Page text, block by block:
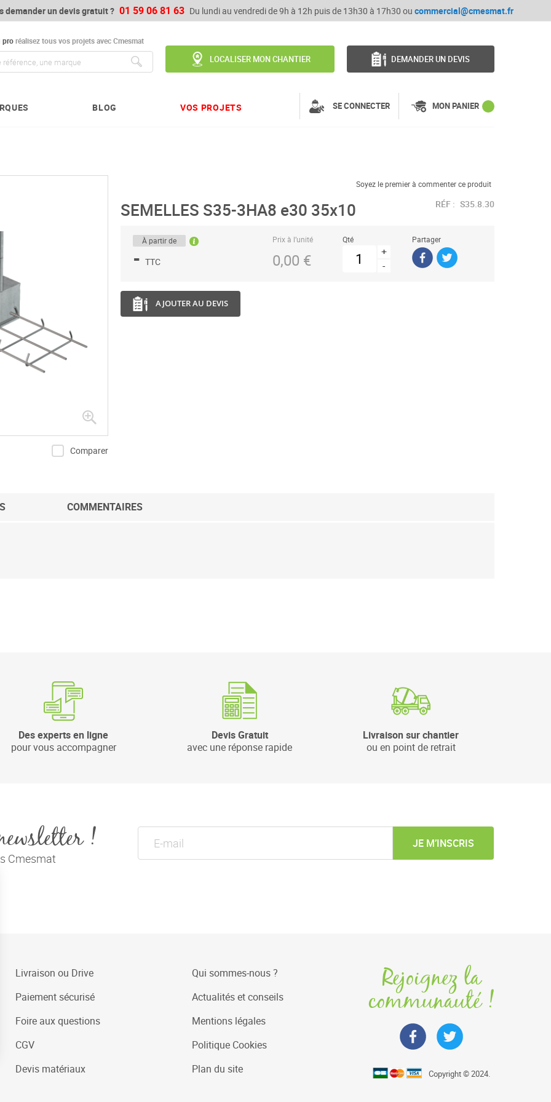
demander un devis gratuit ? 01 59 06 81 63 Du lundi au vendredi de 9h à 12h puis de 13h30 à 17h30 ou commercial@cmesmat.fr
proréalisez tous vos projets avec Cmesmat
LOCALISER MON CHANTIER DEMANDER UN DEVIS
BLOG VOS PROJETS SE CONNECTER MON PANIER
Comparer
Soyez le premier à commenter ce produit
SEMELLES S35-3HA8 e30 35x10 RÉF : S35.8.30
À partir de
- TTC
Prix à l’unité
0,00 €
Qté
+
-
Partager
AJOUTER AU DEVIS
COMMENTAIRES
Des experts en ligne
pour vous accompagner
Devis Gratuit
avec une réponse rapide
Livraison sur chantier
ou en point de retrait
!
Cmesmat
JE M’INSCRIS
Livraison ou Drive
Paiement sécurisé
Foire aux questions
CGV
Devis matériaux
Qui sommes-nous ?
Actualités et conseils
Mentions légales
Politique Cookies
Plan du site
Rejoignez la
communauté !
Copyright © 2024.